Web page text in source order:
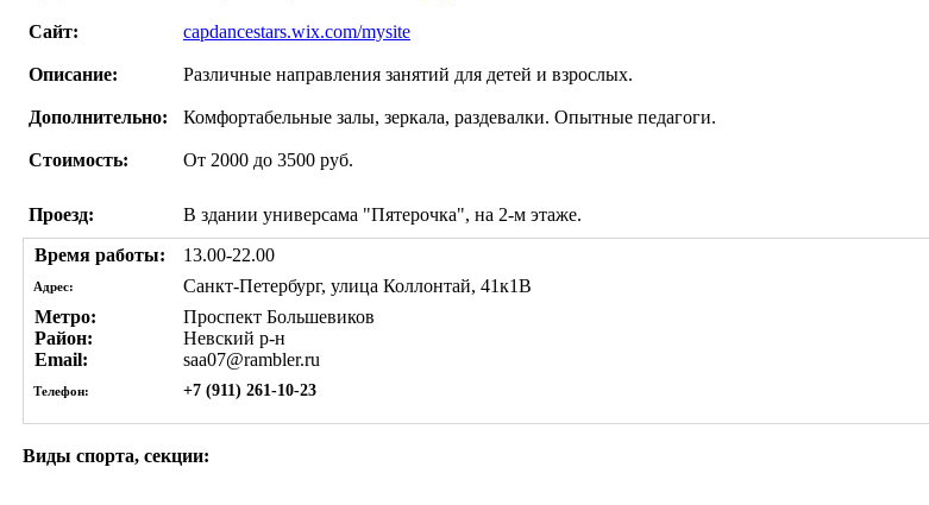
Сайт: capdancestars.wix.com/mysite
Описание: Различные направления занятий для детей и взрослых.
Дополнительно: Комфортабельные залы, зеркала, раздевалки. Опытные педагоги.
Стоимость: От 2000 до 3500 руб.
Проезд:
В здании универсама "Пятерочка", на 2-м этаже.
Время работы:
13.00-22.00
Адрес:
Санкт-Петербург, улица Коллонтай, 41к1В
Метро:
Проспект Большевиков
Район:
Невский р-н
Email:
saa07@rambler.ru
Телефон: +7 (911) 261-10-23
Виды спорта, секции: